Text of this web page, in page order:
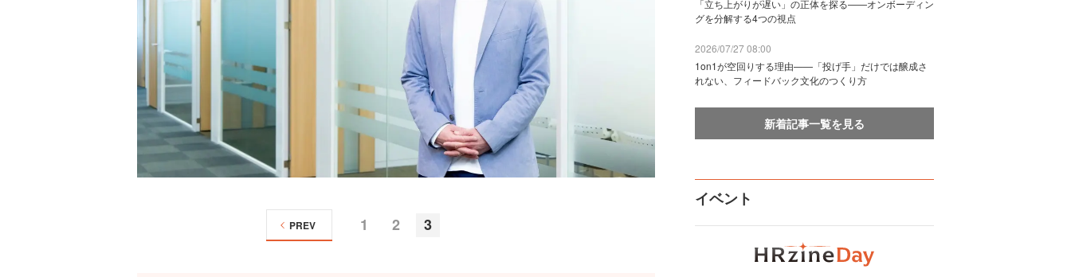
1 2 3
PREV
「立ち上がりが遅い」の正体を探る——オンボーディン
グを分解する4つの視点
2026/07/27 08:00
1on1が空回りする理由——「投げ手」だけでは醸成さ
れない、フィードバック文化のつくり方
新着記事一覧を見る
イベント